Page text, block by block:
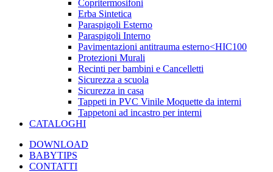
Copritermosifoni
Erba Sintetica
Paraspigoli Esterno
Paraspigoli Interno
Pavimentazioni antitrauma esterno<HIC100
Protezioni Murali
Recinti per bambini e Cancelletti
Sicurezza a scuola
Sicurezza in casa
Tappeti in PVC Vinile Moquette da interni
Tappetoni ad incastro per interni
CATALOGHI
DOWNLOAD
BABYTIPS
CONTATTI